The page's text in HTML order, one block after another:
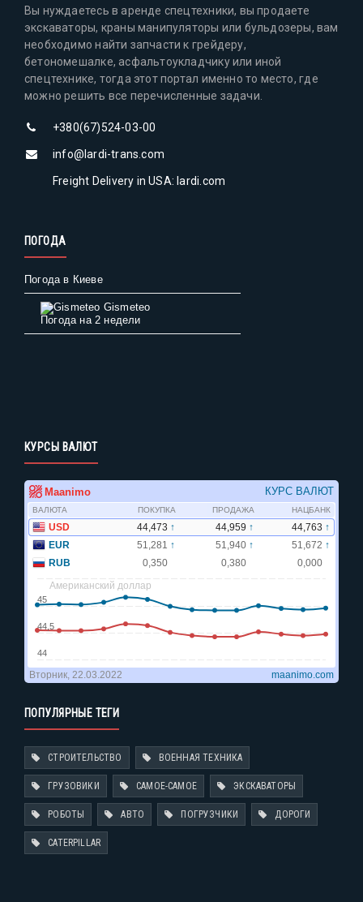
Вы нуждаетесь в аренде спецтехники, вы продаете
экскаваторы, краны манипуляторы или бульдозеры, вам
необходимо найти запчасти к грейдеру,
бетономешалке, асфальтоукладчику или иной
спецтехнике, тогда этот портал именно то место, где
можно решить все перечисленные задачи.
+380(67)524-03-00
info@lardi-trans.com
Freight Delivery in USA: lardi.com
ПОГОДА
Погода в Киеве
Gismeteo
Погода на 2 недели
КУРСЫ ВАЛЮТ
ПОПУЛЯРНЫЕ ТЕГИ
СТРОИТЕЛЬСТВО ВОЕННАЯ ТЕХНИКА
ГРУЗОВИКИ САМОЕ-САМОЕ ЭКСКАВАТОРЫ
РОБОТЫ АВТО ПОГРУЗЧИКИ ДОРОГИ
CATERPILLAR